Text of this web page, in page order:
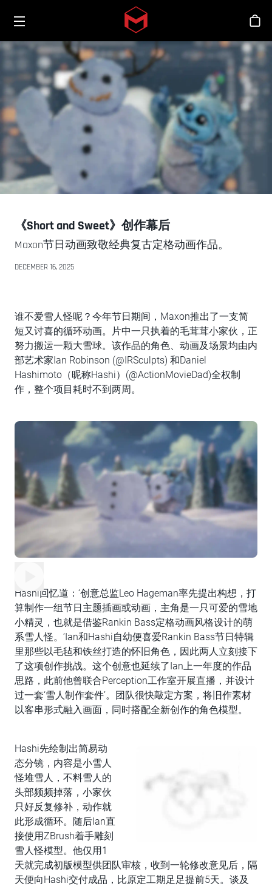
Skip to main content
商
《Short and Sweet》创作幕后
Maxon节日动画致敬经典复古定格动画作品。
DECEMBER 16, 2025
谁不爱雪人怪呢？今年节日期间，Maxon推出了一支简
短又讨喜的循环动画。片中一只执着的毛茸茸小家伙，正
努力搬运一颗大雪球。该作品的角色、动画及场景均由内
部艺术家Ian Robinson (@IRSculpts) 和Daniel
Hashimoto（昵称Hashi）(@ActionMovieDad)全权制
作，整个项目耗时不到两周。
Hashi回忆道：‘创意总监Leo Hageman率先提出构想，打
算制作一组节日主题插画或动画，主角是一只可爱的雪地
小精灵，也就是借鉴Rankin Bass定格动画风格设计的萌
系雪人怪。’Ian和Hashi自幼便喜爱Rankin Bass节日特辑
里那些以毛毡和铁丝打造的怀旧角色，因此两人立刻接下
了这项创作挑战。这个创意也延续了Ian上一年度的作品
思路，此前他曾联合Perception工作室开展直播，并设计
过一套‘雪人制作套件’。团队很快敲定方案，将旧作素材
以客串形式融入画面，同时搭配全新创作的角色模型。
Hashi先绘制出简易动
态分镜，内容是小雪人
怪堆雪人，不料雪人的
头部频频掉落，小家伙
只好反复修补，动作就
此形成循环。随后Ian直
接使用ZBrush着手雕刻
雪人怪模型。他仅用1
天就完成初版模型供团队审核，收到一轮修改意见后，隔
天便向Hashi交付成品，比原定工期足足提前5天。谈及